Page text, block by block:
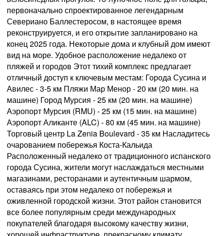
первоначально спроектированное легендарным
Севериано Баллестеросом, в настоящее время
реконструируется, и его открытие запланировано на
конец 2025 года. Некоторые дома и клубный дом имеют
вид на море. Удобное расположение недалеко от
пляжей и городов Этот тихий комплекс предлагает
отличный доступ к ключевым местам: Города Сусина и
Авилес - 3-5 км Пляжи Мар Менор - 20 км (20 мин. на
машине) Город Мурсия - 25 км (20 мин. на машине)
Аэропорт Мурсия (RMU) - 25 км (15 мин. на машине)
Аэропорт Аликанте (ALC) - 80 км (45 мин. на машине)
Торговый центр La Zenia Boulevard - 35 км Насладитесь
очарованием побережья Коста-Кальида
Расположенный недалеко от традиционного испанского
города Сусина, жители могут наслаждаться местными
магазинами, ресторанами и аутентичным шармом,
оставаясь при этом недалеко от побережья и
оживленной городской жизни. Этот район становится
все более популярным среди международных
покупателей благодаря высокому качеству жизни,